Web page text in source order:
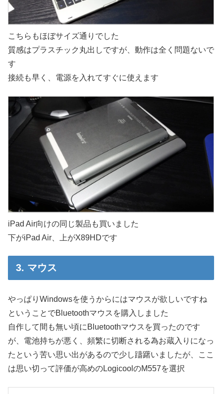
こちらもほぼサイズ通りでした
質感はプラスチック丸出しですが、動作は全く問題ないで
す
接続も早く、電源を入れてすぐに使えます
iPad Air向けの同じ製品も買いました
下がiPad Air、上がX89HDです
3. マウス
やっぱりWindowsを使うからにはマウスが欲しいですね
ということでBluetoothマウスを購入しました
自作して間も無い頃にBluetoothマウスを買ったのです
が、電池持ちが悪く、頻繁に切断される為お蔵入りになっ
たという苦い思い出があるので少し躊躇いましたが、ここ
は思い切って評価が高めのLogicoolのM557を選択